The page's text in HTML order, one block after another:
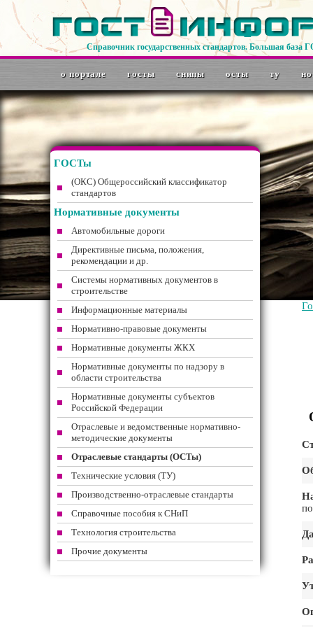
Справочник государственных стандартов. Большая база
о портале госты снипы осты ту
ГОСТы
(ОКС) Общероссийский классификатор
стандартов
Нормативные документы
Автомобильные дороги
Директивные письма, положения,
рекомендации и др.
Системы нормативных документов в
строительстве
Информационные материалы
Нормативно-правовые документы
Нормативные документы ЖКХ
Нормативные документы по надзору в
области строительства
Нормативные документы субъектов
Российской Федерации
Отраслевые и ведомственные нормативно-
методические документы
Отраслевые стандарты (ОСТы)
Технические условия (ТУ)
Производственно-отраслевые стандарты
Справочные пособия к СНиП
Технология строительства
Прочие документы